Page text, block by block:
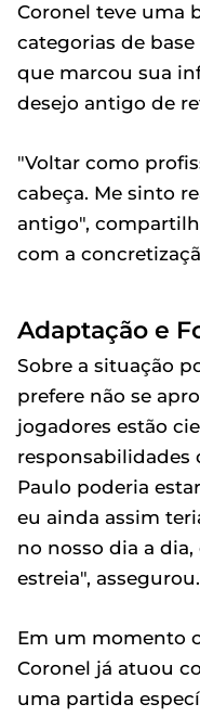
Coronel teve uma
categorias de
que marcou sua
desejo antigo de
"Voltar como
cabeça. Me sinto
antigo",
com a
Adaptação e
Sobre a situação
prefere não se
jogadores estão
responsabilidades
Paulo poderia
eu ainda assim
no nosso dia a
estreia", assegurou.
Em um momento
Coronel já atuou
uma partida